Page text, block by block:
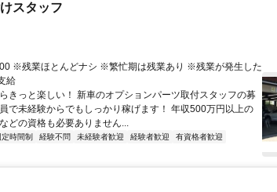
スタッフ
※残業ほとんどナシ ※繁忙期は残業あり ※残業が発生した
給
きっと楽しい！ 新車のオプションパーツ取付スタッフの募
で未経験からでもしっかり稼げます！ 年収500万円以上の
どの資格も必要ありません...
定時間制 経験不問 未経験者歓迎 経験者歓迎
有資格者歓迎